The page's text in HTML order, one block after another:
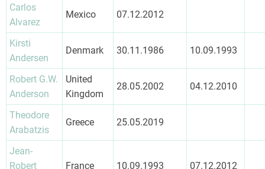
Carlos
Alvarez
Mexico 07.12.2012
Kirsti
Andersen
Denmark 30.11.1986 10.09.1993
Robert G.W.
Anderson
United
Kingdom
28.05.2002 04.12.2010
Theodore
Arabatzis
Greece 25.05.2019
Jean-
Robert
France 10.09.1993 07.12.2012